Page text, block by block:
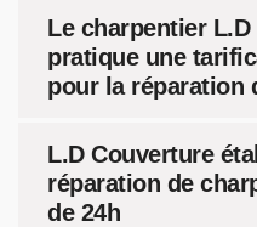
Le charpentier
pratique une
pour la réparation
L.D Couverture
réparation de
de 24h